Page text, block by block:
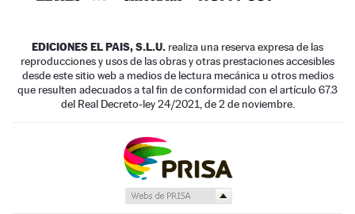
EDICIONES EL PAIS, S.L.U. realiza una reserva expresa de las
reproducciones y usos de las obras y otras prestaciones accesibles
desde este sitio web a medios de lectura mecánica u otros medios
que resulten adecuados a tal fin de conformidad con el artículo 67.3
del Real Decreto-ley 24/2021, de 2 de noviembre.